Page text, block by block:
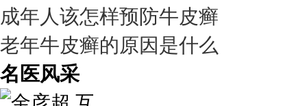
成年人该怎样预防牛皮癣
老年牛皮癣的原因是什么
名医风采